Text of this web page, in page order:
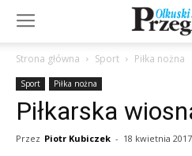
Strona główna Sport Piłka nożna
Sport Piłka nożna
Piłkarska
Przez Piotr Kubiczek - 18 kwietnia 2017